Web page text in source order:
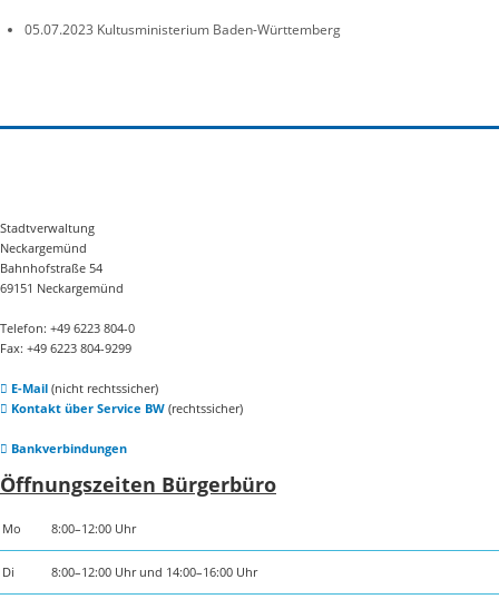
05.07.2023 Kultusministerium Baden-Württemberg
Stadtverwaltung
Neckargemünd
Bahnhofstraße 54
69151 Neckargemünd
Telefon: +49 6223 804-0
Fax: +49 6223 804-9299
E-Mail(nicht rechtssicher)
Kontakt über Service BW(rechtssicher)
Bankverbindungen
Öffnungszeiten Bürgerbüro
Mo 8:00–12:00 Uhr
Di 8:00–12:00 Uhr und 14:00–16:00 Uhr